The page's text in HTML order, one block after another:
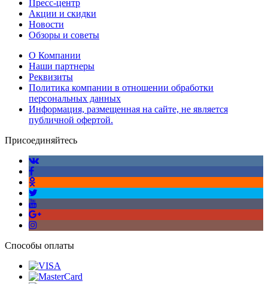
Пресс-центр
Акции и скидки
Новости
Обзоры и советы
О Компании
Наши партнеры
Реквизиты
Политика компании в отношении обработки
персональных данных
Информация, размещенная на сайте, не является
публичной офертой.
Присоединяйтесь
Способы оплаты